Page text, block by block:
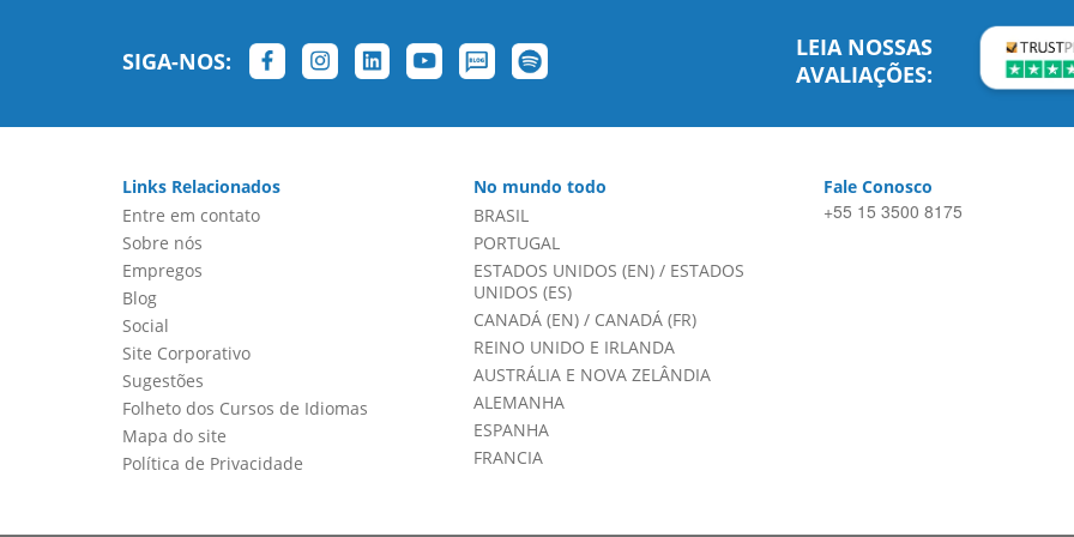
SIGA-NOS:
LEIA NOSSAS
AVALIAÇÕES:
Links Relacionados
Entre em contato
Sobre nós
Empregos
Blog
Social
Site Corporativo
Sugestões
Folheto dos Cursos de Idiomas
Mapa do site
Política de Privacidade
No mundo todo
BRASIL
PORTUGAL
ESTADOS UNIDOS (EN)/ ESTADOS
UNIDOS (ES)
CANADÁ (EN)/ CANADÁ (FR)
REINO UNIDO E IRLANDA
AUSTRÁLIA E NOVA ZELÂNDIA
ALEMANHA
ESPANHA
FRANCIA
Fale Conosco
+55 15 3500 8175